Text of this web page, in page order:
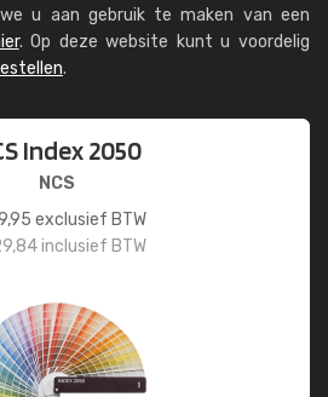
u aan gebruik te maken van een
. Op deze website kunt u voordelig
.
Index 2050
NCS
exclusief BTW
inclusief BTW